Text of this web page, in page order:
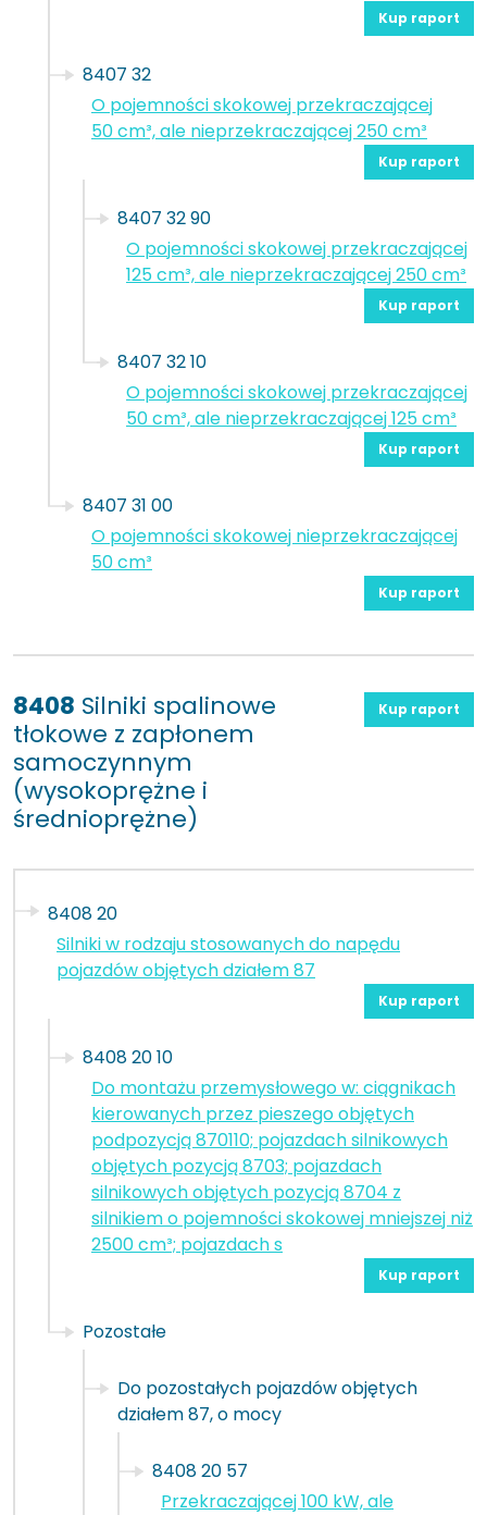
Kup raport
8407 32
O pojemności skokowej przekraczającej
50 cm³, ale nieprzekraczającej 250 cm³
Kup raport
8407 32 90
O pojemności skokowej przekraczającej
125 cm³, ale nieprzekraczającej 250 cm³
Kup raport
8407 32 10
O pojemności skokowej przekraczającej
50 cm³, ale nieprzekraczającej 125 cm³
Kup raport
8407 31 00
O pojemności skokowej nieprzekraczającej
50 cm³
Kup raport
8408 Silniki spalinowe
tłokowe z zapłonem
samoczynnym
(wysokoprężne i
średnioprężne)
Kup raport
8408 20
Silniki w rodzaju stosowanych do napędu
pojazdów objętych działem 87
Kup raport
8408 20 10
Do montażu przemysłowego w: ciągnikach
kierowanych przez pieszego objętych
podpozycją 870110; pojazdach silnikowych
objętych pozycją 8703; pojazdach
silnikowych objętych pozycją 8704 z
silnikiem o pojemności skokowej mniejszej niż
2500 cm³; pojazdach s
Kup raport
Pozostałe
Do pozostałych pojazdów objętych
działem 87, o mocy
8408 20 57
Przekraczającej 100 kW, ale